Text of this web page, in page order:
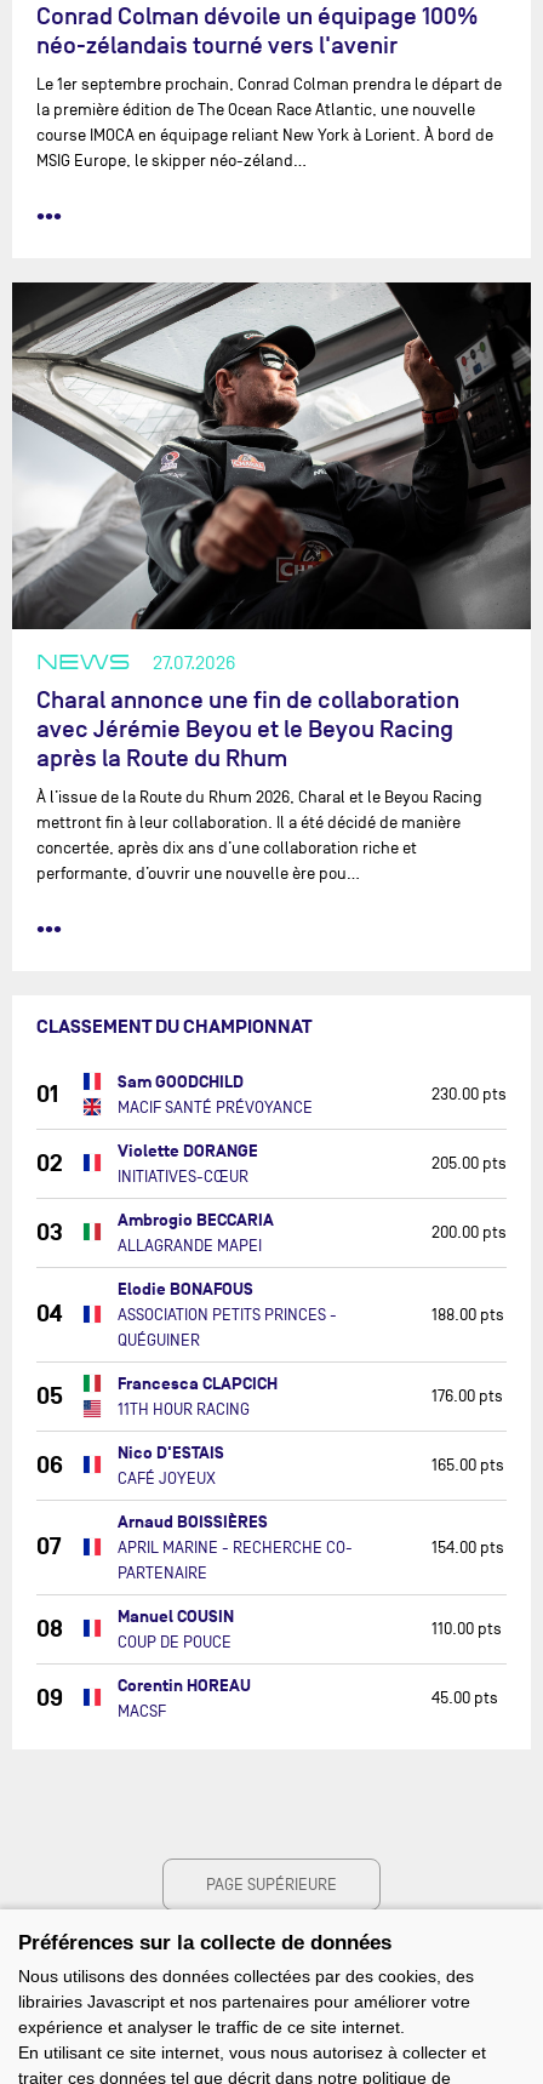
Conrad Colman dévoile un équipage 100%
néo-zélandais tourné vers l'avenir
Le 1er septembre prochain, Conrad Colman prendra le départ de
la première édition de The Ocean Race Atlantic, une nouvelle
course IMOCA en équipage reliant New York à Lorient. À bord de
MSIG Europe, le skipper néo-zéland…
•••
NEWS 27.07.2026
Charal annonce une fin de collaboration
avec Jérémie Beyou et le Beyou Racing
après la Route du Rhum
À l’issue de la Route du Rhum 2026, Charal et le Beyou Racing
mettront fin à leur collaboration. Il a été décidé de manière
concertée, après dix ans d’une collaboration riche et
performante, d’ouvrir une nouvelle ère pou…
•••
CLASSEMENT DU CHAMPIONNAT
01 Sam GOODCHILD
MACIF SANTÉ PRÉVOYANCE
230.00 pts
02 Violette DORANGE
INITIATIVES-CŒUR
205.00 pts
03 Ambrogio BECCARIA
ALLAGRANDE MAPEI
200.00 pts
04
Elodie BONAFOUS
ASSOCIATION PETITS PRINCES -
QUÉGUINER
188.00 pts
05 Francesca CLAPCICH
11TH HOUR RACING
176.00 pts
06 Nico D'ESTAIS
CAFÉ JOYEUX
165.00 pts
07
Arnaud BOISSIÈRES
APRIL MARINE - RECHERCHE CO-
PARTENAIRE
154.00 pts
08 Manuel COUSIN
COUP DE POUCE
110.00 pts
09 Corentin HOREAU
MACSF
45.00 pts
PAGE SUPÉRIEURE
Préférences sur la collecte de données
Nous utilisons des données collectées par des cookies, des
librairies Javascript et nos partenaires pour améliorer votre
expérience et analyser le traffic de ce site internet.
En utilisant ce site internet, vous nous autorisez à collecter et
traiter ces données tel que décrit dans notre politique de